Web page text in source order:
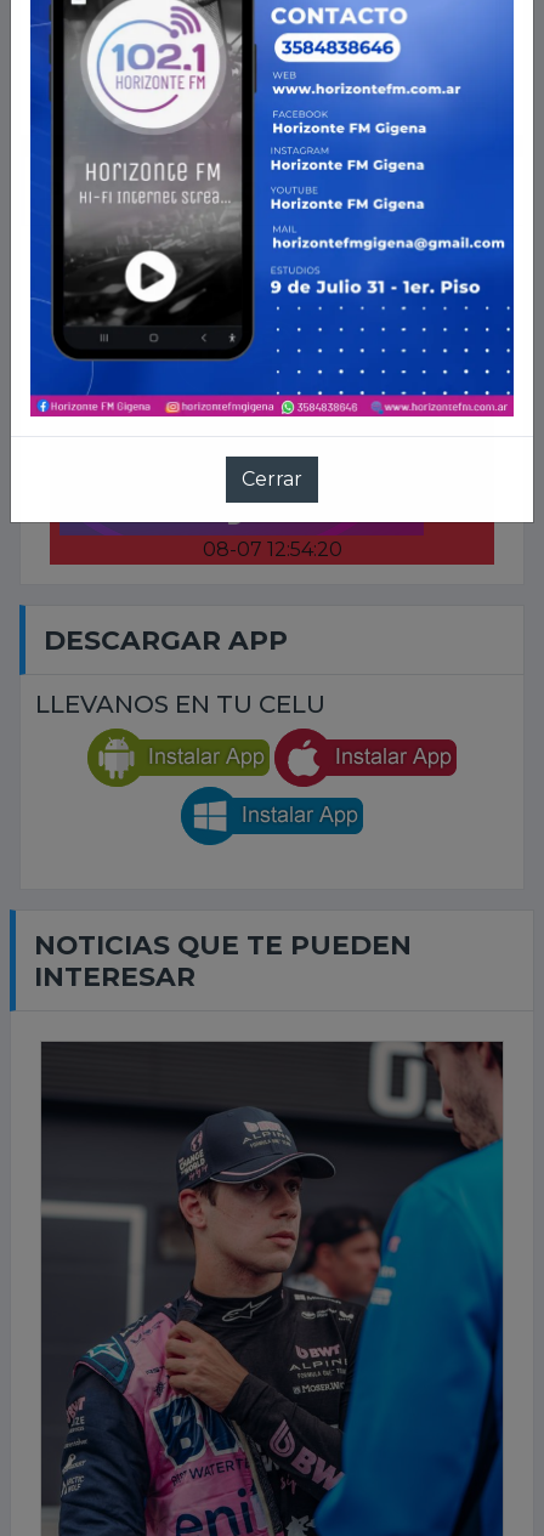
PROGRAMACION
AHORA EN VIVO
2026-
08-07 12:54:20
DESCARGAR APP
LLEVANOS EN TU CELU
NOTICIAS QUE TE PUEDEN
INTERESAR